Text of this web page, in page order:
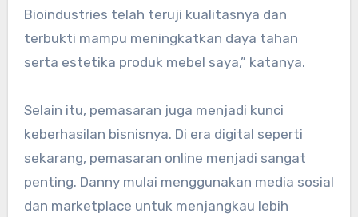
Bioindustries telah teruji kualitasnya dan
terbukti mampu meningkatkan daya tahan
serta estetika produk mebel saya,” katanya.
Selain itu, pemasaran juga menjadi kunci
keberhasilan bisnisnya. Di era digital seperti
sekarang, pemasaran online menjadi sangat
penting. Danny mulai menggunakan media sosial
dan marketplace untuk menjangkau lebih